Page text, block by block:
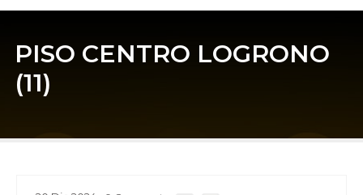
PISO CENTRO LOGRONO
(11)